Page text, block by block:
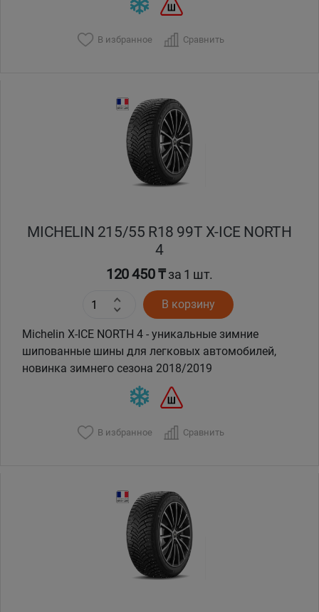
В избранное Сравнить
MICHELIN 215/55 R18 99T X-ICE NORTH
4
120 450 ₸за 1 шт.
В корзину
Michelin X-ICE NORTH 4 - уникальные зимние
шипованные шины для легковых автомобилей,
новинка зимнего сезона 2018/2019
В избранное Сравнить